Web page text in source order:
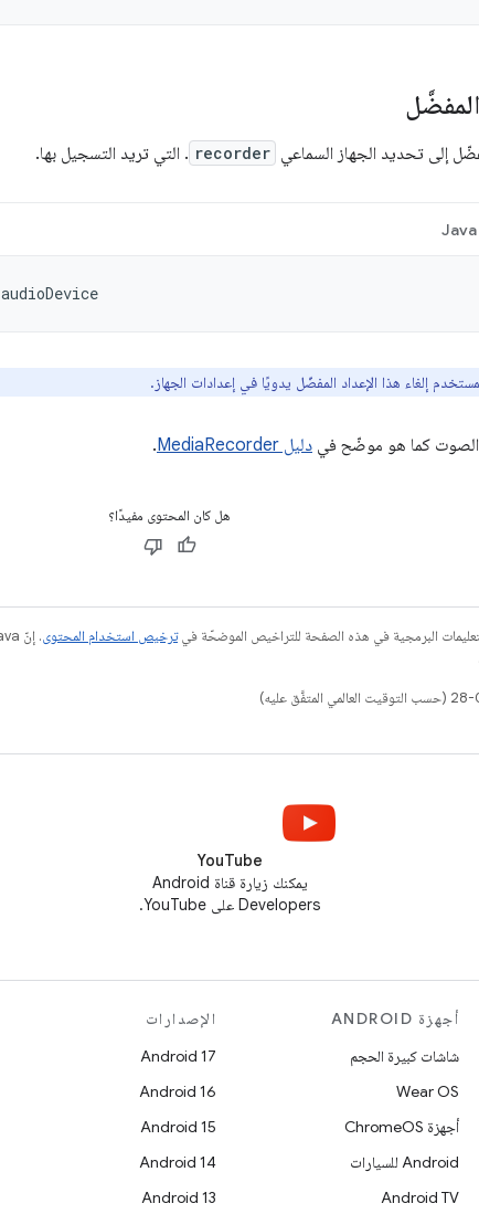
إلى تحديد الجهاز السماعي recorder . التي تريد التسجيل بها.
Java
audioDevice
إلغاء هذا الإعداد المفضّل يدويًا في إعدادات الجهاز.
الصوت كما هو موضّح في دليل MediaRecorder .
هل كان المحتوى مفيدًا؟
البرمجية في هذه الصفحة للتراخيص الموضحّة فيترخيص استخدام المحتوى
YouTube
يمكنك زيارة قناة Android
Developers على YouTube.
أجهزة ANDROID
شاشات كبيرة الحجم
Wear OS
أجهزة ChromeOS
Android للسيارات
Android TV
الإصدارات
Android 17
Android 16
Android 15
Android 14
Android 13